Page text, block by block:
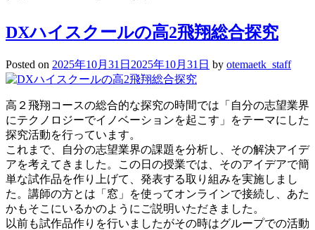
DXハイスクールの高2飛翔総合探究
Posted on 2025年10月31日 2025年10月31日 by otemaetk_staff
高２飛翔コースの総合的な探究の時間では「自分の志望業界
にテクノロジーでイノベーションを起こす」をテーマにした
探究活動を行っています。
これまで、自分の志望業界の課題を分析し、その解決アイデ
アを考えてきました。この日の授業では、そのアイデアで簡
単な試作品を作り上げて、発表する取り組みを実施しまし
た。講師の方とは「窓」を使ってオンラインで接続し、あた
かもそこにいるかのようにご説明いただきました。
以前も試作品作りを行いましたがその時はグループでの活動